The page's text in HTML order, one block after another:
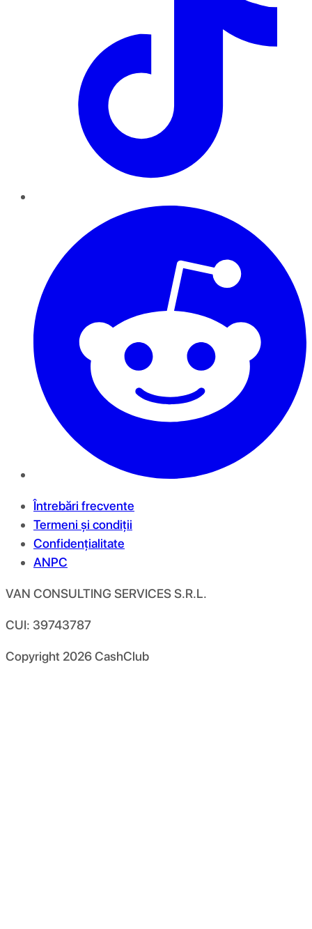
Întrebări frecvente
Termeni și condiții
Confidențialitate
ANPC
VAN CONSULTING SERVICES S.R.L.
CUI: 39743787
Copyright 2026CashClub